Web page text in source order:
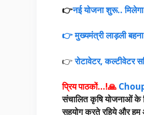
👉नई योजना शुरू..
👉 मुख्यमंत्री लाड़ली
👉रोटावेटर, कल्टीवेटर
प्रिय पाठकों…!🙏
संचालित कृषि योजनाओं के
सहयोग करते रहिये और हम